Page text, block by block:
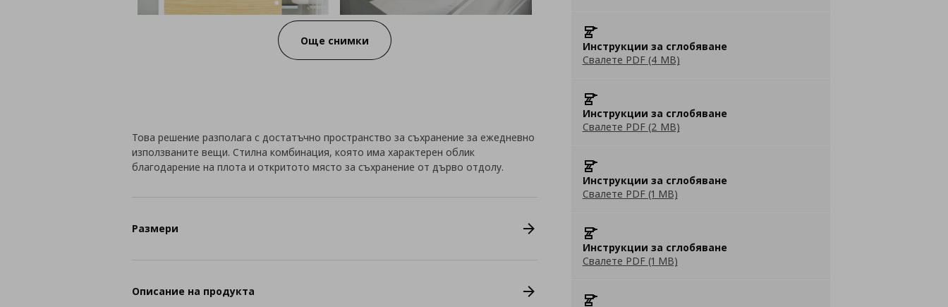
Още снимки
Инструкции за сглобяване
Свалете PDF (4 MB)
Инструкции за сглобяване
Свалете PDF (2 MB)
Инструкции за сглобяване
Свалете PDF (1 MB)
Инструкции за сглобяване
Свалете PDF (1 MB)
Това решение разполага с достатъчно пространство за съхранение за ежедневно
използваните вещи. Стилна комбинация, която има характерен облик
благодарение на плота и откритото място за съхранение от дърво отдолу.
Размери
Описание на продукта